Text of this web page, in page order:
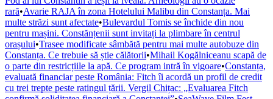
rară•Avarie RAJA în zona Hotelului Malibu din Constanța. Mai
multe străzi sunt afectate•Bulevardul Tomis se închide din nou
pentru mașini. Constănțenii sunt invitați la plimbare în centrul
orașului•Trasee modificate sâmbătă pentru mai multe autobuze din
Constanța. Ce trebuie să știe călătorii•Mihail Kogălniceanu scapă de
o parte din restricțiile la apă. Ce program intră în vigoare•Constanța,
evaluată financiar peste România: Fitch îi acordă un profil de credit
cu trei trepte peste ratingul țării. Vergil Chițac: „Evaluarea Fitch